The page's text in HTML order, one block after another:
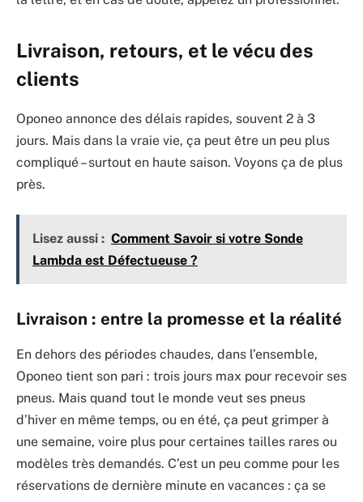
Livraison, retours, et le vécu des
clients
Oponeo annonce des délais rapides, souvent 2 à 3
jours. Mais dans la vraie vie, ça peut être un peu plus
compliqué – surtout en haute saison. Voyons ça de plus
près.
Lisez aussi : Comment Savoir si votre Sonde
Lambda est Défectueuse ?
Livraison : entre la promesse et la réalité
En dehors des périodes chaudes, dans l’ensemble,
Oponeo tient son pari : trois jours max pour recevoir ses
pneus. Mais quand tout le monde veut ses pneus
d’hiver en même temps, ou en été, ça peut grimper à
une semaine, voire plus pour certaines tailles rares ou
modèles très demandés. C’est un peu comme pour les
réservations de dernière minute en vacances : ça se